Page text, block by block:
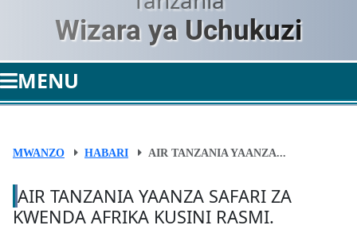
Wizara ya Uchukuzi
MENU
MWANZO HABARI AIR TANZANIA YAANZA...
AIR TANZANIA YAANZA SAFARI ZA
KWENDA AFRIKA KUSINI RASMI.